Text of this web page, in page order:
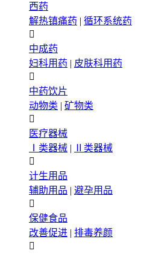
西药
解热镇痛药 | 循环系统药

中成药
妇科用药 | 皮肤科用药

中药饮片
动物类 | 矿物类

医疗器械
Ⅰ类器械 |
Ⅱ类器械

计生用品
辅助用品 | 避孕用品

保健食品
改善促进 | 排毒养颜
